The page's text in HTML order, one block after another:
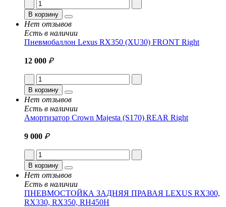
В корзину
Нет отзывов
Есть в наличии
Пневмобаллон Lexus RX350 (XU30) FRONT Right
12 000 ₽
В корзину
Нет отзывов
Есть в наличии
Амортизатор Crown Majesta (S170) REAR Right
9 000 ₽
В корзину
Нет отзывов
Есть в наличии
ПНЕВМОСТОЙКА ЗАДНЯЯ ПРАВАЯ LEXUS RX300,
RX330, RX350, RH450H